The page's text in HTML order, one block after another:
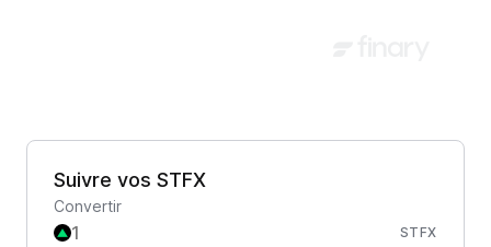
Suivre vos STFX
Convertir
STFX